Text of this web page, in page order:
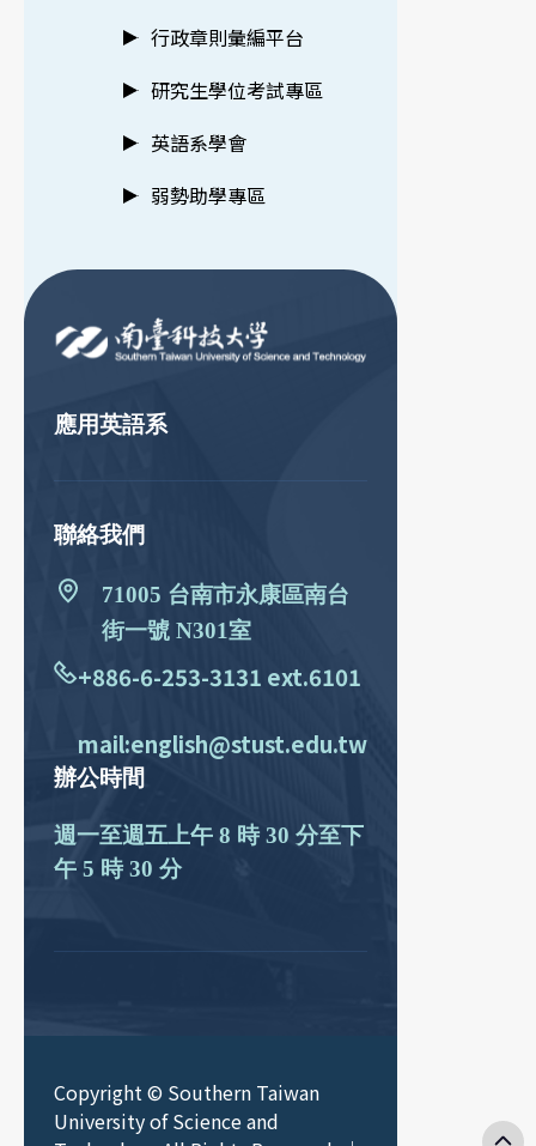
行政章則彙編平台
研究生學位考試專區
英語系學會
弱勢助學專區
應用英語系
聯絡我們
71005 台南市永康區南台
街一號 N301室
+886-6-253-3131 ext.6101
mail:english@stust.edu.tw
辦公時間
週一至週五上午 8 時 30 分至下
午 5 時 30 分
Copyright © Southern Taiwan
University of Science and